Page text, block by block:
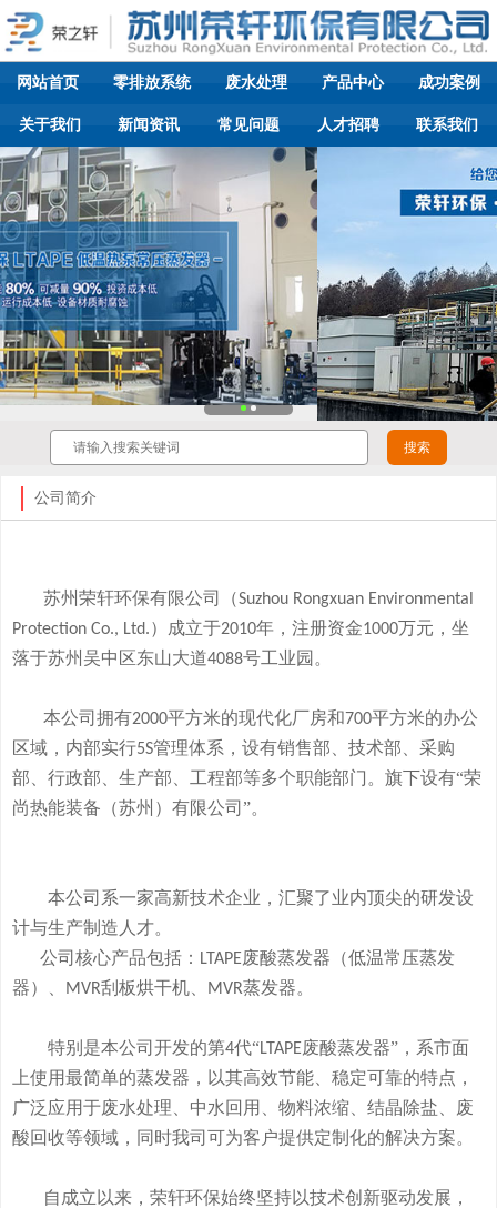
网站首页 零排放系统 废水处理 产品中心 成功案例
关于我们 新闻资讯 常见问题 人才招聘 联系我们
公司简介
苏州荣轩环保有限公司（Suzhou Rongxuan Environmental
Protection Co., Ltd.）成立于2010年，注册资金1000万元，坐
落于苏州吴中区东山大道4088号工业园。
本公司拥有2000平方米的现代化厂房和700平方米的办公
区域，内部实行5S管理体系，设有销售部、技术部、采购
部、行政部、生产部、工程部等多个职能部门。旗下设有“荣
尚热能装备（苏州）有限公司”。
本公司系一家高新技术企业，汇聚了业内顶尖的研发设
计与生产制造人才。
公司核心产品包括： LTAPE废酸蒸发器 （低温常压蒸发
器）、
MVR刮板烘干机、 MVR蒸发器。
特别是本公司开发的第4代“LTAPE废酸蒸发器” ，系市面
上使用最简单的蒸发器， 以其高效节能、稳定可靠的特点，
广泛应用于废水处理、中水回用、物料浓缩、结晶除盐、废
酸回收等领域， 同时我司可为客户提供定制化的解决方案。
自成立以来，荣轩环保始终坚持以技术创新驱动发展，